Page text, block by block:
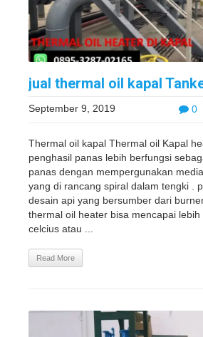
jual thermal oil kapal
0
September 9, 2019
Thermal oil kapal Thermal oil Kapal
penghasil panas lebih berfungsi
panas dengan mempergunakan
yang di rancang spiral dalam tengki .
desain api yang bersumber dari
thermal oil heater bisa mencapai
celcius atau ...
Read More